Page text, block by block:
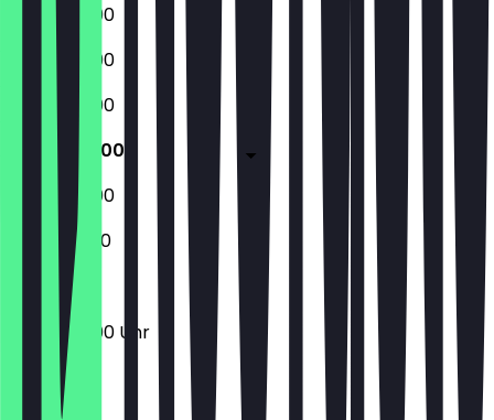
06:30 - 19:00
06:30 - 19:00
06:30 - 19:00
06:30 - 19:00
06:30 - 19:00
07:00 - 11:00
06:30 - 19:00 Uhr